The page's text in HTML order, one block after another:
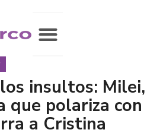
insultos: Milei,
que polariza con
a Cristina